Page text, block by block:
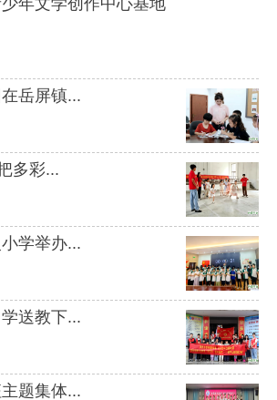
年文学创作中心基地
岳屏镇...
多彩...
学举办...
送教下...
题集体...